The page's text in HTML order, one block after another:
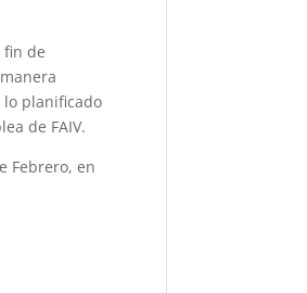
fin de
lo planificado
de FAIV.
Febrero, en